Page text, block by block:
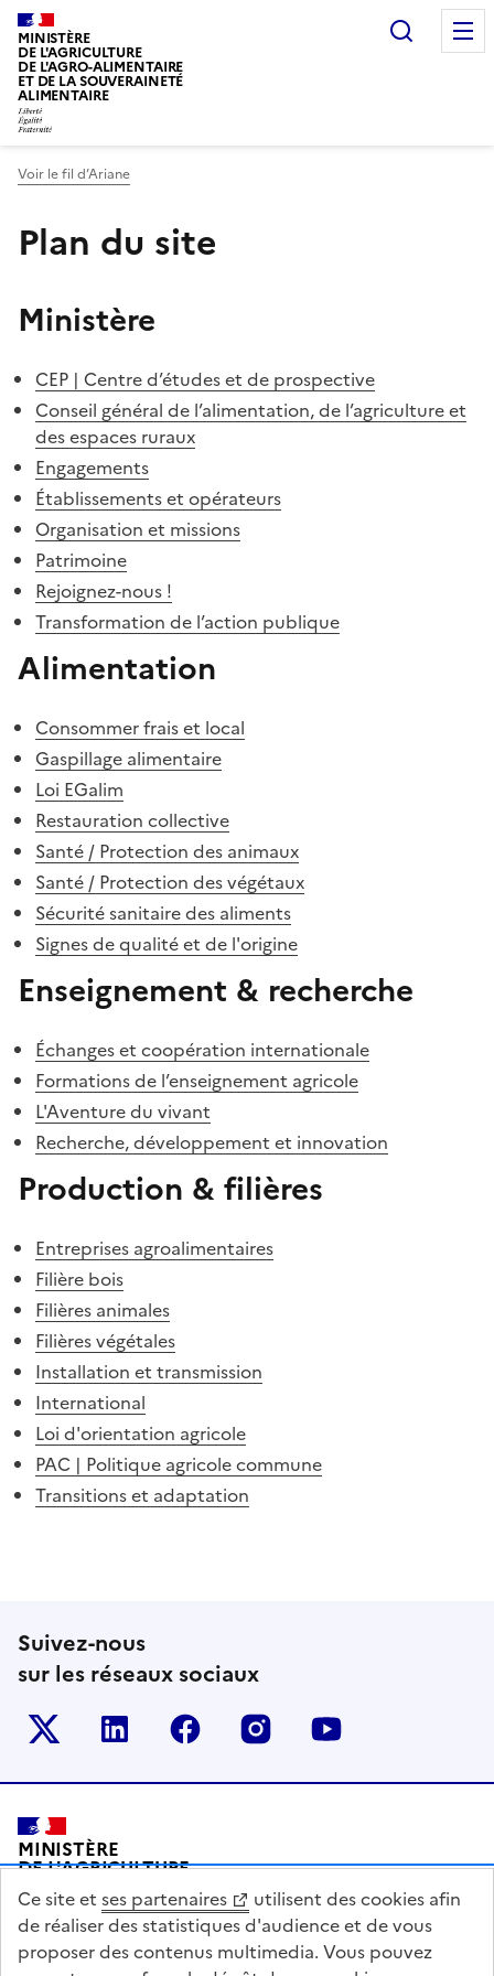
MINISTÈRE
DE L'AGRICULTURE
DE L'AGRO-ALIMENTAIRE
ET DE LA SOUVERAINETÉ
ALIMENTAIRE
Voir le fil d’Ariane
Plan du site
Ministère
CEP | Centre d’études et de prospective
Conseil général de l’alimentation, de l’agriculture et
des espaces ruraux
Engagements
Établissements et opérateurs
Organisation et missions
Patrimoine
Rejoignez-nous !
Transformation de l’action publique
Alimentation
Consommer frais et local
Gaspillage alimentaire
Loi EGalim
Restauration collective
Santé / Protection des animaux
Santé / Protection des végétaux
Sécurité sanitaire des aliments
Signes de qualité et de l'origine
Enseignement & recherche
Échanges et coopération internationale
Formations de l’enseignement agricole
L'Aventure du vivant
Recherche, développement et innovation
Production & filières
Entreprises agroalimentaires
Filière bois
Filières animales
Filières végétales
Installation et transmission
International
Loi d'orientation agricole
PAC | Politique agricole commune
Transitions et adaptation
Suivez-nous
sur les réseaux sociaux
Le ministère sur Twitter
Le ministère sur LinkedIn
Le ministère sur Facebook
Le ministère sur
Pied de page
MINISTÈRE
DE L'AGRICULTURE
DE L'AGRO-ALIMENTAIRE
ET DE LA SOUVERAINETÉ
ALIMENTAIRE
Ce site et ses partenaires
utilisent des cookies afin
de réaliser des statistiques d'audience et de vous
proposer des contenus multimedia. Vous pouvez